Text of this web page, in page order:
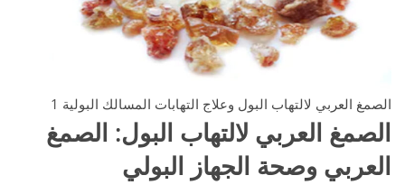
الصمغ العربي لالتهاب البول وعلاج التهابات المسالك البولية 1
الصمغ العربي لالتهاب البول: الصمغ
العربي وصحة الجهاز البولي